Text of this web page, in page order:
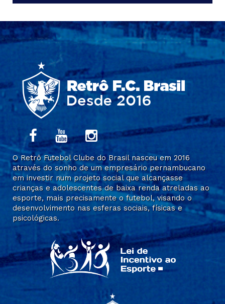
O Retrô Futebol Clube do Brasil nasceu em 2016
através do sonho de um empresário pernambucano
em investir num projeto social que alcançasse
crianças e adolescentes de baixa renda atreladas ao
esporte, mais precisamente o futebol, visando o
desenvolvimento nas esferas sociais, físicas e
psicológicas.